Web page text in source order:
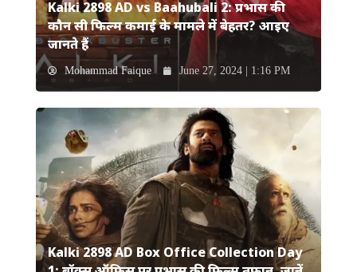
Kalki 2898 AD vs Baahubali 2: प्रभास की
कौन सी फिल्म कमाई के मामले में बेहतर? आइए
जानते हैं
Mohammad Faique June 27, 2024 | 1:16 PM
Kalki 2898 AD Box Office Collection Day